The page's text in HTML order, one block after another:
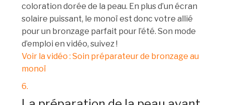
coloration dorée de la peau. En plus d’un écran
solaire puissant, le monoï est donc votre allié
pour un bronzage parfait pour l’été. Son mode
d’emploi en vidéo, suivez !
Voir la vidéo : Soin préparateur de bronzage au
monoï
6.